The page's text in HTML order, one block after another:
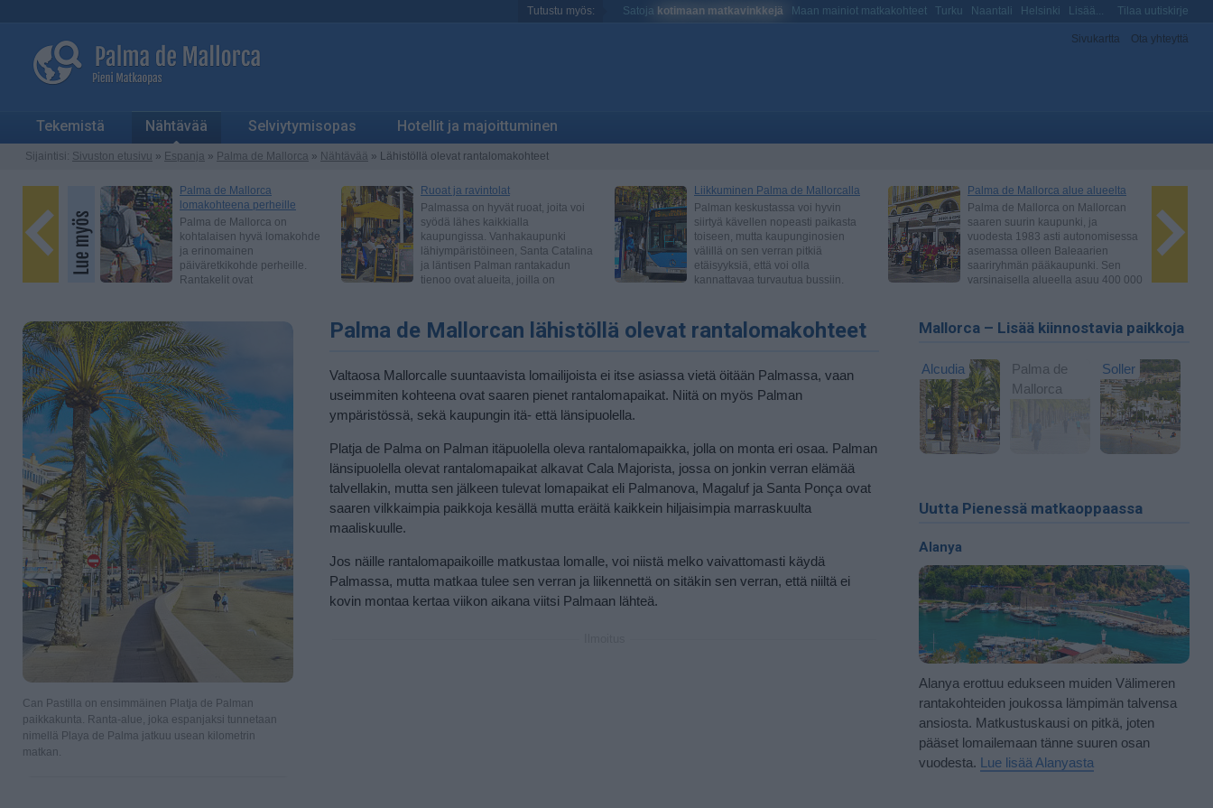
Tutustu myös: Satoja kotimaan matkavinkkejä Maan mainiot matkakohteet Turku Naantali Helsinki Lisää... Tilaa uutiskirje
Sivukartta Ota yhteyttä
Tekemistä Nähtävää Selviytymisopas Hotellit ja majoittuminen
Sijaintisi: Sivuston etusivu » Espanja » Palma de Mallorca » Nähtävää » Lähistöllä olevat rantalomakohteet
Mallorca – Lisää kiinnostavia paikkoja
Alcudia
Palma de
Mallorca
Soller
Uutta Pienessä matkaoppaassa
Alanya
Alanya erottuu edukseen muiden Välimeren
rantakohteiden joukossa lämpimän talvensa
ansiosta. Matkustuskausi on pitkä, joten
pääset lomailemaan tänne suuren osan
vuodesta. Lue lisää Alanyasta
Can Pastilla on ensimmäinen Platja de Palman
paikkakunta. Ranta-alue, joka espanjaksi tunnetaan
nimellä Playa de Palma jatkuu usean kilometrin
matkan.
Palma de Mallorcan lähistöllä olevat rantalomakohteet
Valtaosa Mallorcalle suuntaavista lomailijoista ei itse asiassa vietä öitään Palmassa, vaan
useimmiten kohteena ovat saaren pienet rantalomapaikat. Niitä on myös Palman
ympäristössä, sekä kaupungin itä- että länsipuolella.
Platja de Palma on Palman itäpuolella oleva rantalomapaikka, jolla on monta eri osaa. Palman
länsipuolella olevat rantalomapaikat alkavat Cala Majorista, jossa on jonkin verran elämää
talvellakin, mutta sen jälkeen tulevat lomapaikat eli Palmanova, Magaluf ja Santa Ponça ovat
saaren vilkkaimpia paikkoja kesällä mutta eräitä kaikkein hiljaisimpia marraskuulta
maaliskuulle.
Jos näille rantalomapaikoille matkustaa lomalle, voi niistä melko vaivattomasti käydä
Palmassa, mutta matkaa tulee sen verran ja liikennettä on sitäkin sen verran, että niiltä ei
kovin montaa kertaa viikon aikana viitsi Palmaan lähteä.